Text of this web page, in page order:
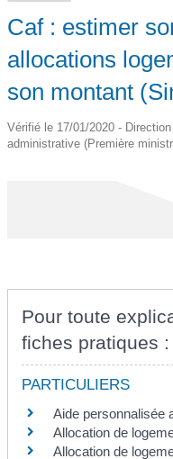
Caf : estimer
allocations
son montant
Vérifié le 17/01/2020 -
administrative (Première
Pour toute
fiches pratiques :
PARTICULIERS
Aide personnalisée
Allocation de
Allocation de